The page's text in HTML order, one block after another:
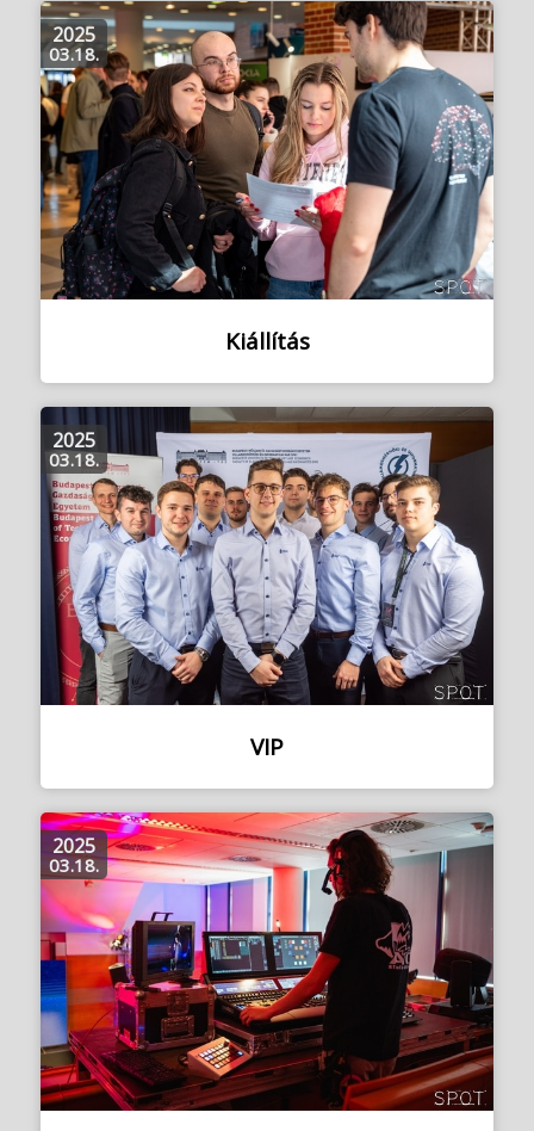
Kiállítás
2025
03.18.
VIP
2025
03.18.
2025
03.18.